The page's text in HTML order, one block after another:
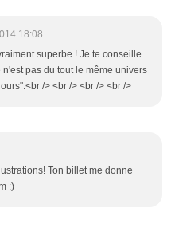
18:08
superbe ! Je te conseille
pas du tout le même univers
/> <br /> <br /> <br />
Ton billet me donne
:)